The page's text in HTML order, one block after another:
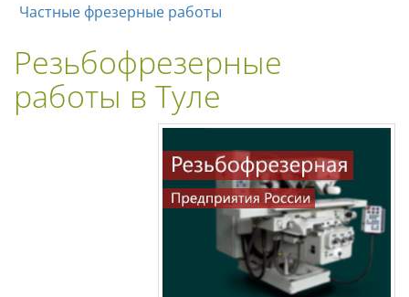
Частные фрезерные работы
Резьбофрезерные
работы в Туле